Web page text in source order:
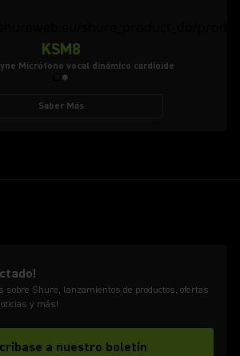
KSM8
Micrófono vocal dinámico cardioide
Saber Más
sobre Shure, lanzamientos de productos, ofertas
y más!
a nuestro boletín